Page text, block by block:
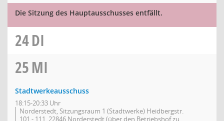
Die Sitzung des Hauptausschusses entfällt.
24DI
25MI
Stadtwerkeausschuss
18:15-20:33 Uhr
Norderstedt, Sitzungsraum 1 (Stadtwerke) Heidbergstr.
101 - 111, 22846 Norderstedt (über den Betriebshof zu